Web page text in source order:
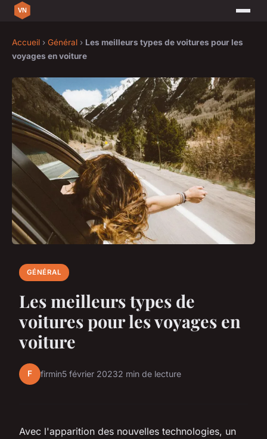
Accueil › Général › Les meilleurs types de voitures pour les
voyages en voiture
GÉNÉRAL
Les meilleurs types de
voitures pour les voyages en
voiture
F firmin5 février 20232 min de lecture
Avec l'apparition des nouvelles technologies, un